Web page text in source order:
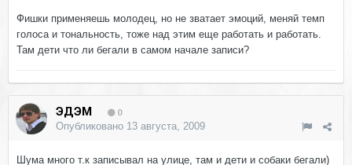
Фишки применяешь молодец, но не зватает эмоций, меняй темп
голоса и тональность, тоже над этим еще работать и работать.
Там дети что ли бегали в самом начале записи?
ЭДЭМ 0
Опубликовано 13 августа, 2009
Шума много т.к записывал на улице, там и дети и собаки бегали)